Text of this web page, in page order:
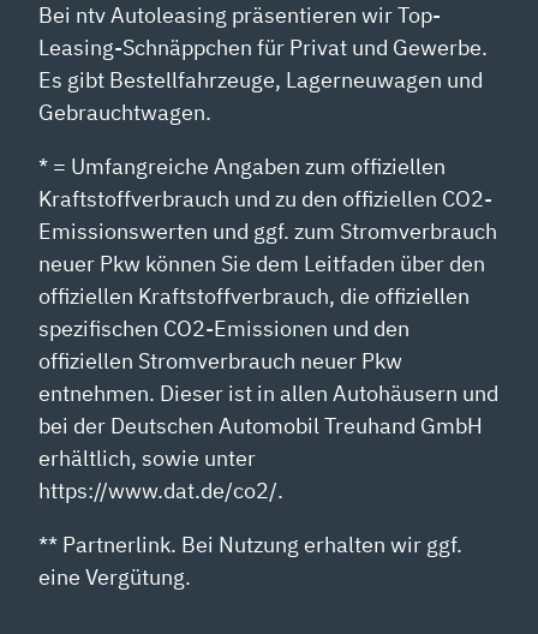
Bei ntv Autoleasing präsentieren wir Top-
Leasing-Schnäppchen für Privat und Gewerbe.
Es gibt Bestellfahrzeuge, Lagerneuwagen und
Gebrauchtwagen.
* = Umfangreiche Angaben zum offiziellen
Kraftstoffverbrauch und zu den offiziellen CO2-
Emissionswerten und ggf. zum Stromverbrauch
neuer Pkw können Sie dem Leitfaden über den
offiziellen Kraftstoffverbrauch, die offiziellen
spezifischen CO2-Emissionen und den
offiziellen Stromverbrauch neuer Pkw
entnehmen. Dieser ist in allen Autohäusern und
bei der Deutschen Automobil Treuhand GmbH
erhältlich, sowie unter
https://www.dat.de/co2/.
** Partnerlink. Bei Nutzung erhalten wir ggf.
eine Vergütung.